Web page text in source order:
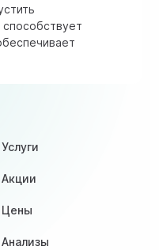
Услуги
Акции
Цены
Анализы